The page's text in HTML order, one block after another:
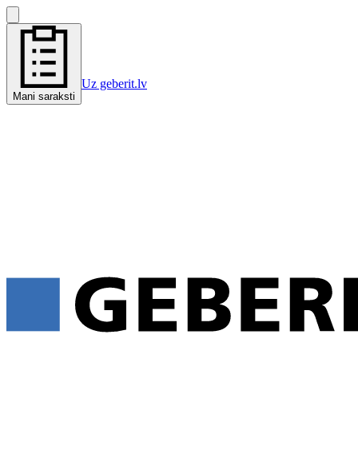
Mani saraksti
Uz geberit.lv